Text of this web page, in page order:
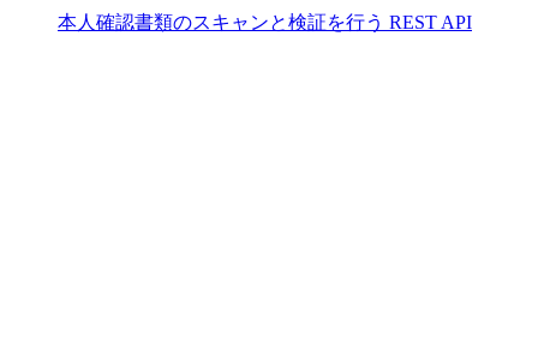
本人確認書類のスキャンと検証を行う REST API